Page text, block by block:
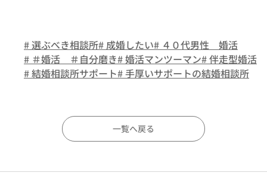
# 選ぶべき相談所# 成婚したい# ４０代男性 婚活
# ＃婚活 ＃自分磨き# 婚活マンツーマン# 伴走型婚活
# 結婚相談所サポート# 手厚いサポートの結婚相談所
一覧へ戻る